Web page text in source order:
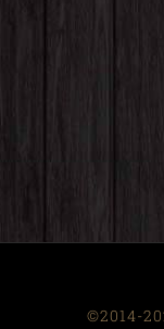
©2014-